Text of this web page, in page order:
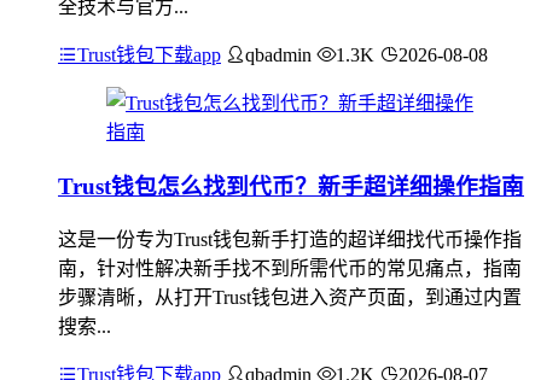
全技术与官方...
Trust钱包下载app qbadmin 1.3K 2026-08-08
Trust钱包怎么找到代币？新手超详细操作指南
这是一份专为Trust钱包新手打造的超详细找代币操作指
南，针对性解决新手找不到所需代币的常见痛点，指南
步骤清晰，从打开Trust钱包进入资产页面，到通过内置
搜索...
Trust钱包下载app qbadmin 1.2K 2026-08-07